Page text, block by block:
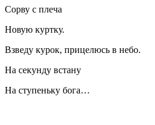
Сорву с плеча
Новую куртку.
Взведу курок, прицелюсь в небо.
На секунду встану
На ступеньку бога…